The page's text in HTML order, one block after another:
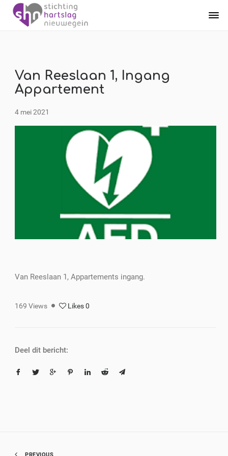
Van Reeslaan 1, Ingang
Appartement
4 mei 2021
Van Reeslaan 1, Appartements ingang.
169 Views Likes0
Deel dit bericht:
PREVIOUS